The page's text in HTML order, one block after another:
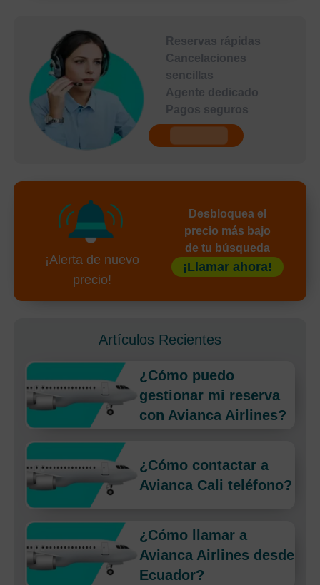
Reservas rápidas
Cancelaciones
sencillas
Agente dedicado
Pagos seguros
¡Alerta de nuevo
precio!
Desbloquea el
precio más bajo
de tu búsqueda
¡Llamar ahora!
Artículos Recientes
¿Cómo puedo
gestionar mi reserva
con Avianca Airlines?
¿Cómo contactar a
Avianca Cali teléfono?
¿Cómo llamar a
Avianca Airlines desde
Ecuador?